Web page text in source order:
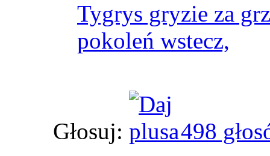
Tygrys gryzie za
pokoleń wstecz,
Głosuj: 498